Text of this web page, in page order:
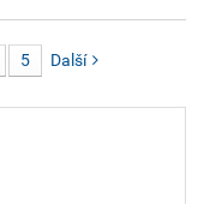
5 Další